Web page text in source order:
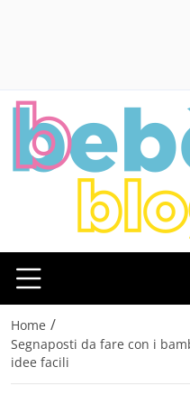
Home /
Segnaposti da fare con i
idee facili